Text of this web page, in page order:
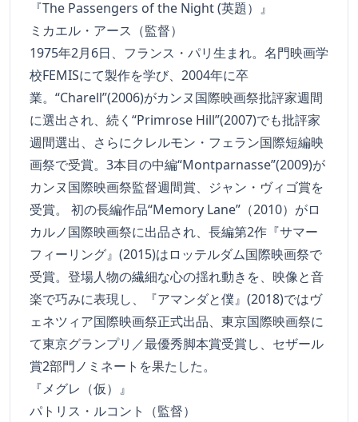
『The Passengers of the Night (英題）』
ミカエル・アース（監督）
1975年2月6日、フランス・パリ生まれ。名門映画学
校FEMISにて製作を学び、2004年に卒
業。“Charell”(2006)がカンヌ国際映画祭批評家週間
に選出され、続く“Primrose Hill”(2007)でも批評家
週間選出、さらにクレルモン・フェラン国際短編映
画祭で受賞。3本目の中編“Montparnasse”(2009)が
カンヌ国際映画祭監督週間賞、ジャン・ヴィゴ賞を
受賞。 初の長編作品“Memory Lane”（2010）がロ
カルノ国際映画祭に出品され、長編第2作『サマー
フィーリング』(2015)はロッテルダム国際映画祭で
受賞。登場人物の繊細な心の揺れ動きを、映像と音
楽で巧みに表現し、『アマンダと僕』(2018)ではヴ
ェネツィア国際映画祭正式出品、東京国際映画祭に
て東京グランプリ／最優秀脚本賞受賞し、セザール
賞2部門ノミネートを果たした。
『メグレ（仮）』
パトリス・ルコント（監督）